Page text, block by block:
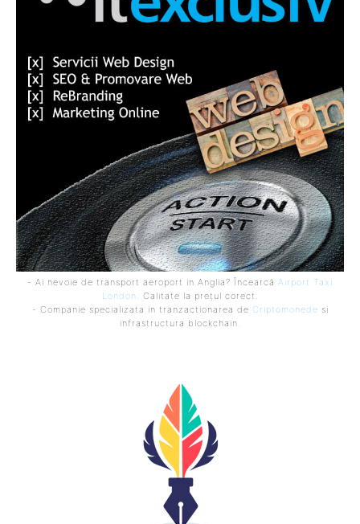
- Ai nevoie de transport aeroport in Anglia? Încearcă Airport Taxi
London. Calitate la prețul corect.
- Companie specializata in tranzactionarea de Criptomonede si
infrastructura blockchain.